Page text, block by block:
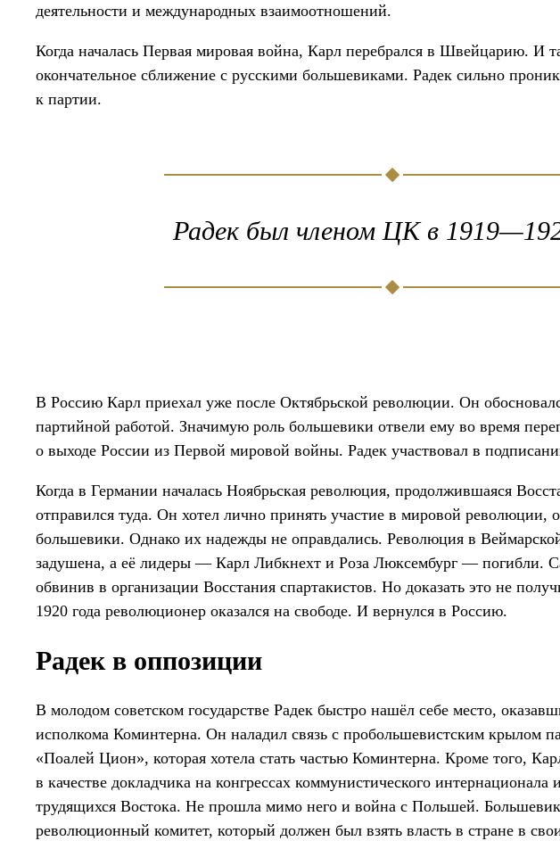
деятельности и международных взаимоотношений.
Когда началась Первая мировая война, Карл перебрался в Швейцарию. И
окончательное сближение с русскими большевиками. Радек сильно
к партии.
Радек был членом ЦК в
В Россию Карл приехал уже после Октябрьской революции. Он
партийной работой. Значимую роль большевики отвели ему во время
о выходе России из Первой мировой войны. Радек участвовал в
Когда в Германии началась Ноябрьская революция, продолжившаяся
отправился туда. Он хотел лично принять участие в мировой революции,
большевики. Однако их надежды не оправдались. Революция в
задушена, а её лидеры — Карл Либкнехт и Роза Люксембург — погибли.
обвинив в организации Восстания спартакистов. Но доказать это не
1920 года революционер оказался на свободе. И вернулся в Россию.
Радек в оппозиции
В молодом советском государстве Радек быстро нашёл себе место,
исполкома Коминтерна. Он наладил связь с пробольшевистским крылом
«Поалей Цион», которая хотела стать частью Коминтерна. Кроме того,
в качестве докладчика на конгрессах коммунистического интернационала
трудящихся Востока. Не прошла мимо него и война с Польшей.
революционный комитет, который должен был взять власть в стране в